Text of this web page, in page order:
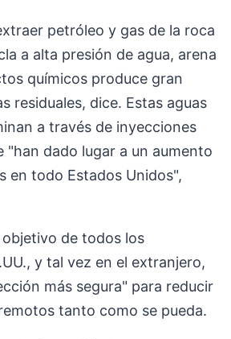
petróleo y gas de la roca
a alta presión de agua, arena
químicos produce gran
residuales, dice. Estas aguas
a través de inyecciones
"han dado lugar a un aumento
en todo Estados Unidos",
objetivo de todos los
y tal vez en el extranjero,
más segura" para reducir
tanto como se pueda.